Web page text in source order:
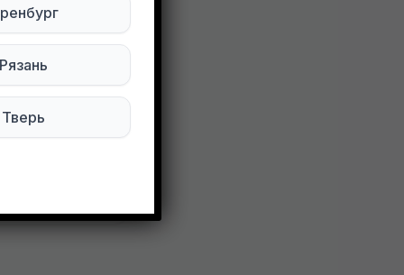
Рязань
Тверь